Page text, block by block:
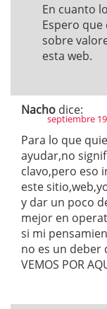
En cuanto
Espero
sobre
esta web.
Nacho dice:
septiembre
Para lo que
ayudar,no
clavo,pero eso
este
y dar un poco
mejor en
si mi
no es un deber
VEMOS POR